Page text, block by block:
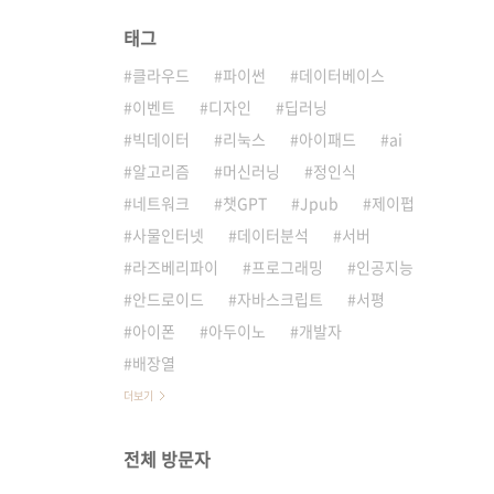
태그
클라우드 파이썬
데이터베이스
이벤트
디자인
딥러닝
빅데이터
리눅스 아이패드
ai
알고리즘
머신러닝
정인식
네트워크
챗GPT Jpub
제이펍
사물인터넷
데이터분석
서버
라즈베리파이
프로그래밍
인공지능
안드로이드
자바스크립트
서평
아이폰
아두이노
개발자
배장열
더보기
전체 방문자